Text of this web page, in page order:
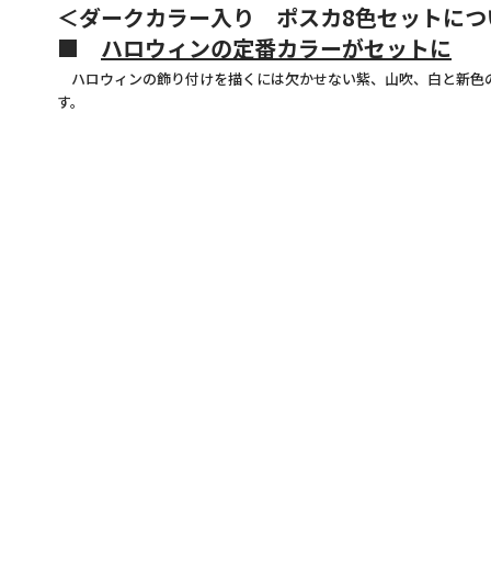
＜ダークカラー入り ポスカ8色セットにつ
■ ハロウィンの定番カラーがセットに
ハロウィンの飾り付けを描くには欠かせない紫、山吹、白と新
す。